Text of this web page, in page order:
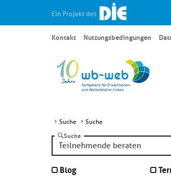
Ein Projekt des
Kontakt Nutzungsbedingungen
Suche Suche
Suche
Blog